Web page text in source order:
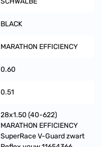
BLACK
MARATHON EFFICIENCY
0.60
0.51
28x1.50 (40-622)
MARATHON EFFICIENCY
SuperRace V-Guard zwart